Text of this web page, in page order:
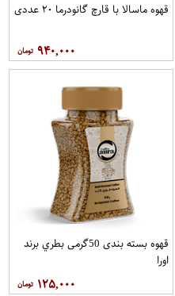
قهوه ماسالا با قارچ گانودرما ۲۰ عددی
۹۴۰,۰۰۰
قهوه بسته بندی 50گرمی بطري برند
اورا
۱۲۵,۰۰۰